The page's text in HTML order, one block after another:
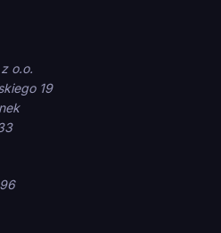
o.o.
19